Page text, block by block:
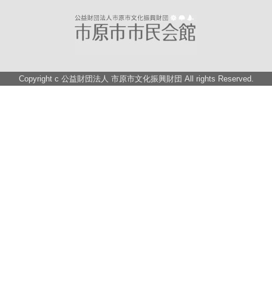
Copyright c 公益財団法人 市原市文化振興財団 All rights Reserved.